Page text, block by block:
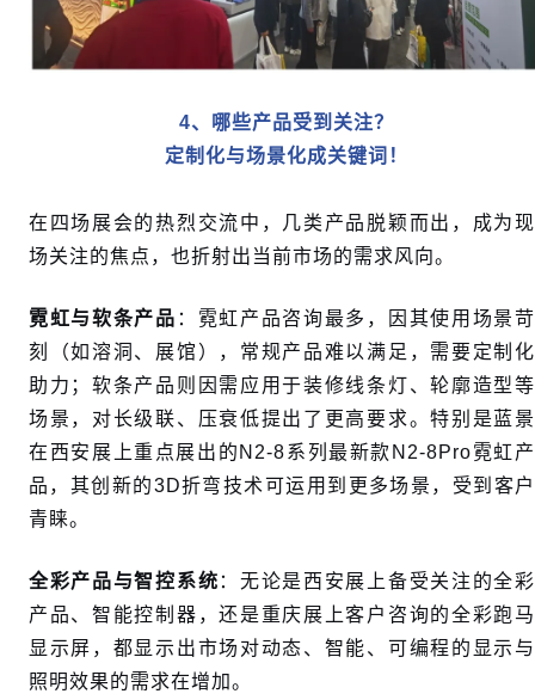
4、
哪些产品受到关注？
定制化与场景化成关键词！
在四场展会的热烈交流中，几类产品脱颖而出，成为现
场关注的焦点，也折射出当前市场的需求风向。
霓虹与软条产品 ：霓虹产品咨询最多，因其使用场景苛
刻（如溶洞、展馆），常规产品难以满足，需要定制化
助力；软条产品则因需应用于装修线条灯、轮廓造型等
场景，对长级联、压衰低提出了更高要求。特别是蓝景
在西安展上重点展出的N2-8系列最新款N2-8Pro霓虹产
品，其创新的3D折弯技术可运用到更多场景，受到客户
青睐。
全彩产品与智控系统 ：无论是西安展上备受关注的全彩
产品、智能控制器，还是重庆展上客户咨询的全彩跑马
显示屏，都显示出市场对动态、智能、可编程的显示与
照明效果的需求在增加。